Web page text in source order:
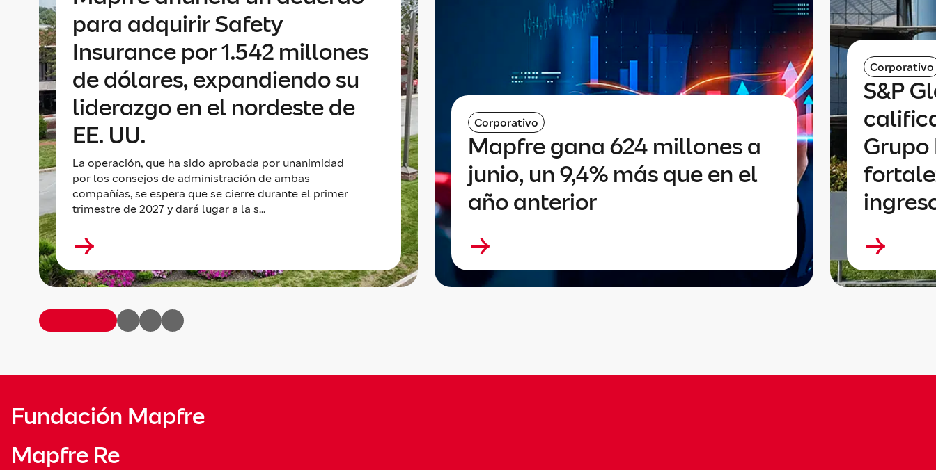
para adquirir Safety
Insurance por 1.542 millones
de dólares, expandiendo su
liderazgo en el nordeste de
EE. UU.
La operación, que ha sido aprobada por unanimidad
por los consejos de administración de ambas
compañías, se espera que se cierre durante el primer
trimestre de 2027 y dará lugar a la s...
Corporativo
Mapfre gana 624 millones a
junio, un 9,4% más que en el
año anterior
Corporativo
S&P
Fundación Mapfre
Mapfre Re